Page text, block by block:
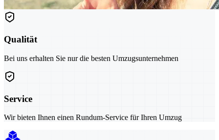
Qualität
Bei uns erhalten Sie nur die besten Umzugsunternehmen
Service
Wir bieten Ihnen einen Rundum-Service für Ihren Umzug